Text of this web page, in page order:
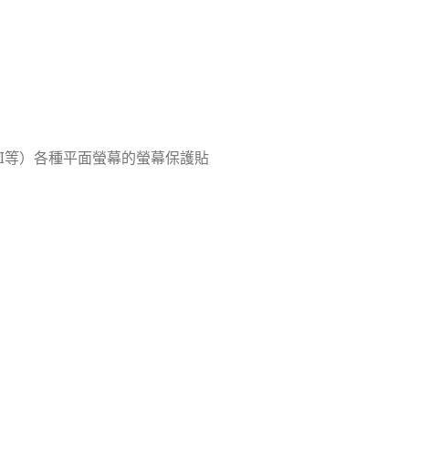
）各種平面螢幕的螢幕保護貼